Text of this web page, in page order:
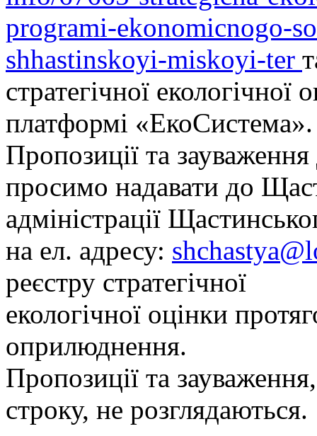
programi-ekonomicnogo-
shhastinskoyi-miskoyi-ter
стратегічної
платформі «ЕкоСистема».
Пропозиції та
просимо надавати до
адміністрації
на ел. адресу:
реєстру стратегічної
екологічної оцінки
оприлюднення.
Пропозиції та
строку, не розглядаються.